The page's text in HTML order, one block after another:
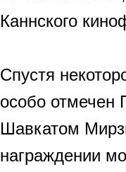
Каннского
Спустя
особо отмечен
Шавкатом
награждении